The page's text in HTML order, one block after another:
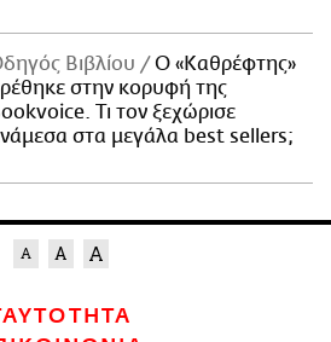
Βιβλίου
Ο «Καθρέφτης»
στην κορυφή της
Τι τον ξεχώρισε
στα μεγάλα best sellers;